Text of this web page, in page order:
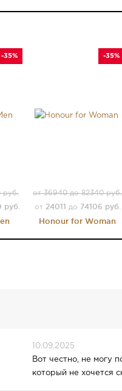
-35%
руб.
руб.
-35%
от 36940 до 82340 руб.
от 24011 до 74106 руб.
Honour for Woman
10.09.2025
Вот честно, не могу
который не хочется